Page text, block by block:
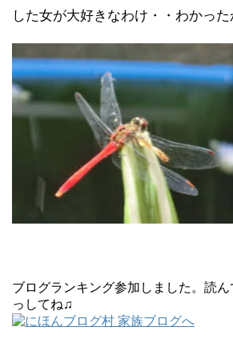
した女が大好きなわけ・・わかった
ブログランキング参加しました。読
っしてね♫